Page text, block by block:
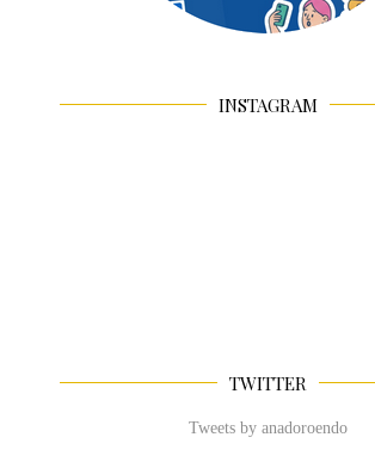
INSTAGRAM
TWITTER
Tweets by anadoroendo